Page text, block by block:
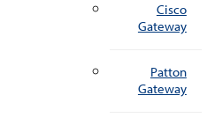
Cisco
Gateway
Patton
Gateway